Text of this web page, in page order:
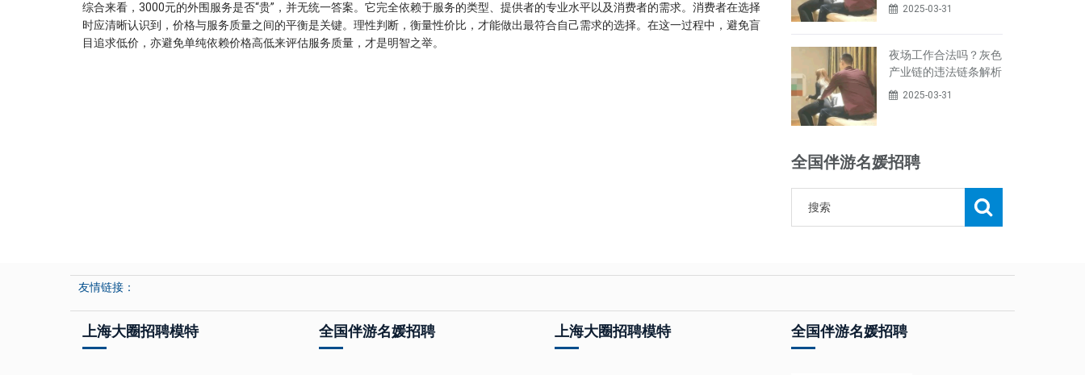
综合来看，3000元的外围服务是否“贵”，并无统一答案。它完全依赖于服务的类型、提供者的专业水平以及消费者的需求。消费者在选择
时应清晰认识到，价格与服务质量之间的平衡是关键。理性判断，衡量性价比，才能做出最符合自己需求的选择。在这一过程中，避免盲
目追求低价，亦避免单纯依赖价格高低来评估服务质量，才是明智之举。
2025-03-31
夜场工作合法吗？灰色
产业链的违法链条解析
2025-03-31
全国伴游名媛招聘
友情链接：
上海大圈招聘模特 全国伴游名媛招聘 上海大圈招聘模特 全国伴游名媛招聘